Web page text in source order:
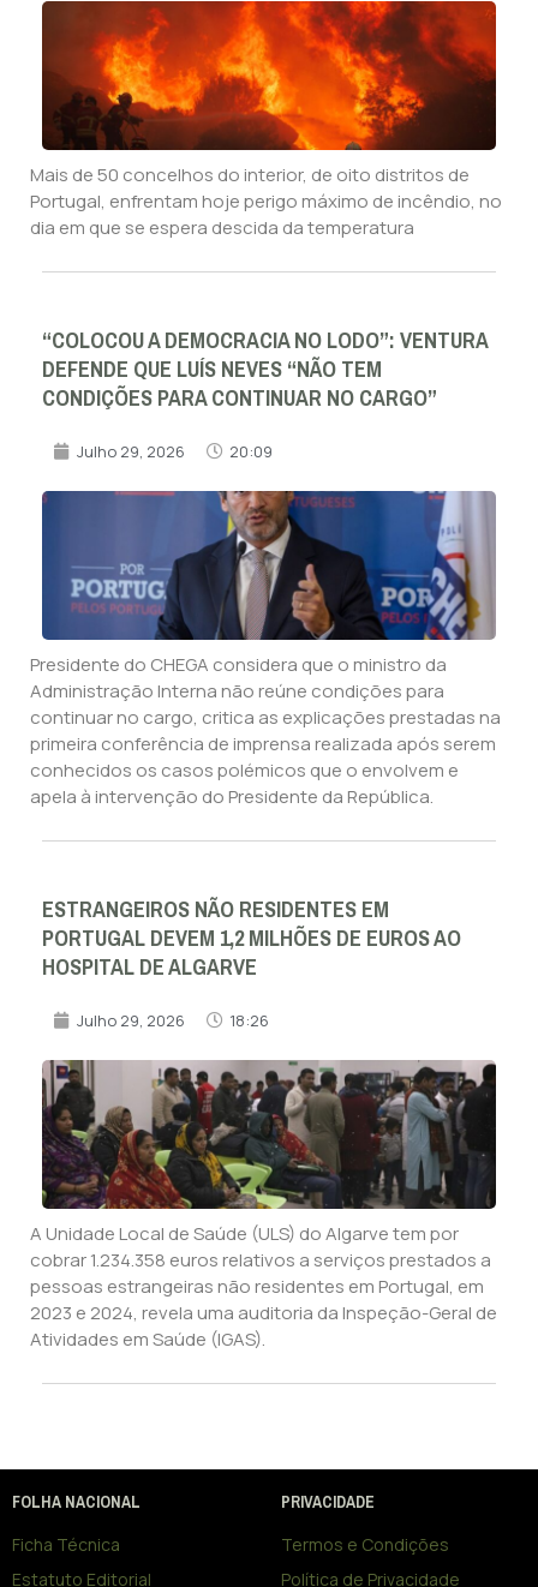
Mais de 50 concelhos do interior, de oito distritos de
Portugal, enfrentam hoje perigo máximo de incêndio, no
dia em que se espera descida da temperatura
“COLOCOU A DEMOCRACIA NO LODO”: VENTURA
DEFENDE QUE LUÍS NEVES “NÃO TEM
CONDIÇÕES PARA CONTINUAR NO CARGO”
Julho 29, 2026 20:09
Presidente do CHEGA considera que o ministro da
Administração Interna não reúne condições para
continuar no cargo, critica as explicações prestadas na
primeira conferência de imprensa realizada após serem
conhecidos os casos polémicos que o envolvem e
apela à intervenção do Presidente da República.
ESTRANGEIROS NÃO RESIDENTES EM
PORTUGAL DEVEM 1,2 MILHÕES DE EUROS AO
HOSPITAL DE ALGARVE
Julho 29, 2026 18:26
A Unidade Local de Saúde (ULS) do Algarve tem por
cobrar 1.234.358 euros relativos a serviços prestados a
pessoas estrangeiras não residentes em Portugal, em
2023 e 2024, revela uma auditoria da Inspeção-Geral de
Atividades em Saúde (IGAS).
FOLHA NACIONAL
Ficha Técnica
Estatuto Editorial
PRIVACIDADE
Termos e Condições
Política de Privacidade